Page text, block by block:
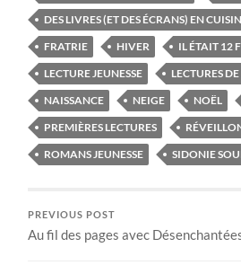
DES LIVRES (ET DES ÉCRANS) EN
FRATRIE
HIVER
IL ÉTAIT 12
LECTURE JEUNESSE
LECTURES
NAISSANCE
NEIGE NOËL
PREMIÈRES LECTURES
ROMANS JEUNESSE
SIDONIE
PREVIOUS POST
Au fil des pages avec